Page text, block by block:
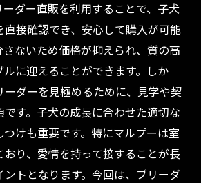
ダー直販を利用することで、子犬
接確認でき、安心して購入が可能
ないため価格が抑えられ、質の高
に迎えることができます。しか
ーダーを見極めるために、見学や契
す。子犬の成長に合わせた適切な
けも重要です。特にマルプーは室
り、愛情を持って接することが長
ントとなります。今回は、ブリーダ